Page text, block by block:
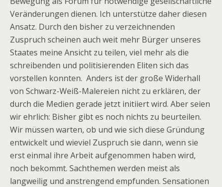
Veränderungen dienen. Ich unterstütze daher diesen
Ansatz. Durch den bisher zu verzeichnenden
Zuspruch scheinen auch weit mehr Bürger unseres
Staates meine Ansicht zu teilen, viel mehr als die
schreibenden und politisierenden Eliten sich das
vorstellen konnten. Anders ist der große Widerhall
von Schwarz-Weiß-Malereien nicht zu erklären, der
durch die Medien gerade jetzt initiiert wird. Aber seien
wir ehrlich: Bisher gibt es noch nichts zu beurteilen.
Wir müssen warten, ob und wie sich diese Gründung
entwickelt und wieviel Zuspruch sie dann, wenn sie
erst einmal ihre Arbeit aufgenommen haben wird,
noch bekommt. Sachthemen werden meist als
langweilig und anstrengend empfunden. Sensationen